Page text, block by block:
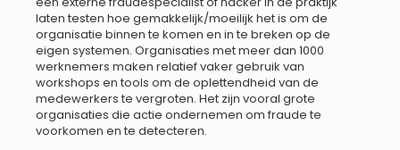
laten testen hoe gemakkelijk/moeilijk het is om de
organisatie binnen te komen en in te breken op de
eigen systemen. Organisaties met meer dan 1000
werknemers maken relatief vaker gebruik van
workshops en tools om de oplettendheid van de
medewerkers te vergroten. Het zijn vooral grote
organisaties die actie ondernemen om fraude te
voorkomen en te detecteren.